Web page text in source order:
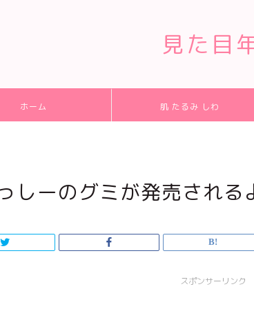
見た目
ホーム 肌 たるみ しわ
しーのグミが発売される
スポンサーリンク